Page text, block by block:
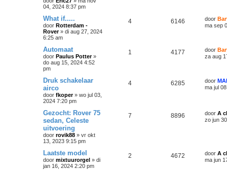
04, 2024 8:37 pm
What if.....
door Rotterdam -
Rover» di aug 27, 2024
6:25 am
4 6146 door
ma sep
Automaat
door Paulus Potter»
do aug 15, 2024 4:52
pm
1 4177 door
za aug
Druk schakelaar
airco
door fkoper» wo jul 03,
2024 7:20 pm
4 6285 door
ma jul
Gezocht: Rover 75
sedan, Celeste
uitvoering
door rovik88 » vr okt
13, 2023 9:15 pm
7 8896 door A
zo jun
Laatste model
door mixtuurorgel » di
jan 16, 2024 2:20 pm
2 4672 door A
ma jun